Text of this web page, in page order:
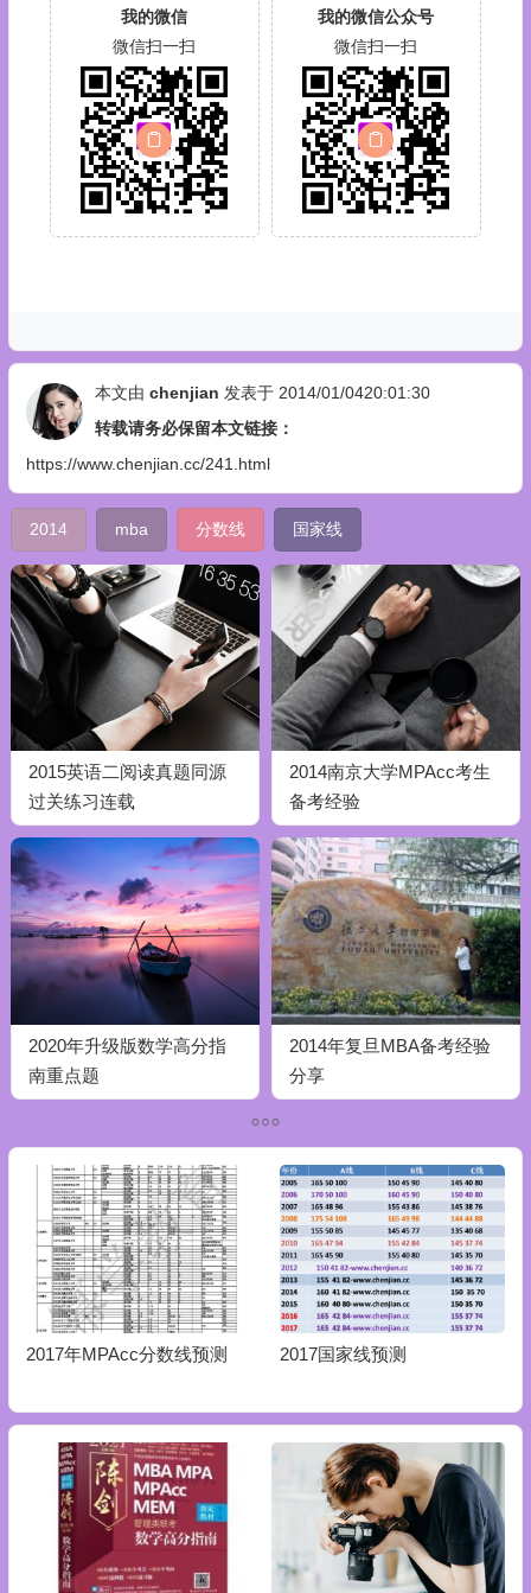
我的微信
微信扫一扫
我的微信公众号
微信扫一扫
本文由 chenjian 发表于 2014/01/0420:01:30
转载请务必保留本文链接：
https://www.chenjian.cc/241.html
2014 mba 分数线 国家线
2015英语二阅读真题同源
过关练习连载
2014南京大学MPAcc考生
备考经验
2020年升级版数学高分指
南重点题
2014年复旦MBA备考经验
分享
2017年MPAcc分数线预测 2017国家线预测